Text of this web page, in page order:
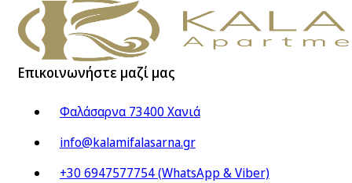
Επικοινωνήστε μαζί μας
Φαλάσαρνα 73400 Χανιά
info@kalamifalasarna.gr
+30 6947577754 (WhatsApp & Viber)